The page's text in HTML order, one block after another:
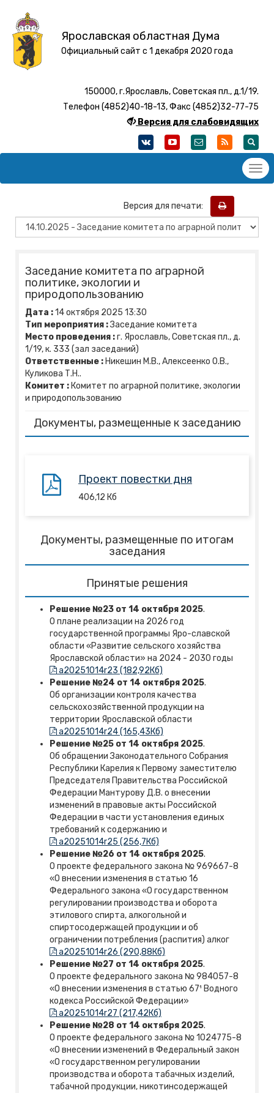
Ярославская областная Дума
Официальный сайт с 1 декабря 2020 года
150000, г.Ярославль, Советская пл., д.1/19.
Телефон (4852)40-18-13, Факс (4852)32-77-75
Версия для слабовидящих
Версия для печати:
Заседание комитета по аграрной
политике, экологии и
природопользованию
Дата :14октября 2025 13:30
Тип мероприятия :Заседание комитета
Место проведения :г. Ярославль, Советская пл., д.
1/19, к. 333 (зал заседаний)
Ответственные : Никешин М.В., Алексеенко О.В.,
Куликова Т.Н..
Комитет : Комитет по аграрной политике, экологии
и природопользованию
Документы, размещенные к заседанию
Проект повестки дня
406,12 Кб
Документы, размещенные по итогам
заседания
Принятые решения
Решение №23 от 14 октября 2025.
О плане реализации на 2026 год
государственной программы Яро-славской
области «Развитие сельского хозяйства
Ярославской области» на 2024 - 2030 годы
a20251014r23 (182,92Кб)
Решение №24 от 14 октября 2025.
Об организации контроля качества
сельскохозяйственной продукции на
территории Ярославской области
a20251014r24 (165,43Кб)
Решение №25 от 14 октября 2025.
Об обращении Законодательного Собрания
Республики Карелия к Первому заместителю
Председателя Правительства Российской
Федерации Мантурову Д.В. о внесении
изменений в правовые акты Российской
Федерации в части установления единых
требований к содержанию и
a20251014r25 (256,7Кб)
Решение №26 от 14 октября 2025.
О проекте федерального закона № 969667-8
«О внесении изменения в статью 16
Федерального закона «О государственном
регулировании производства и оборота
этилового спирта, алкогольной и
спиртосодержащей продукции и об
ограничении потребления (распития) алког
a20251014r26 (290,88Кб)
Решение №27 от 14 октября 2025.
О проекте федерального закона № 984057-8
«О внесении изменения в статью 67¹ Водного
кодекса Российской Федерации»
a20251014r27 (217,42Кб)
Решение №28 от 14 октября 2025.
О проекте федерального закона № 1024775-8
«О внесении изменений в Федеральный закон
«О государственном регулировании
производства и оборота табачных изделий,
табачной продукции, никотинсодержащей